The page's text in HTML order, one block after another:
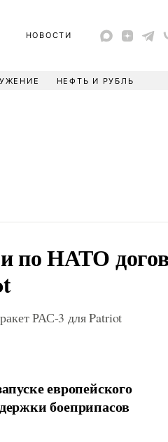
НОВОСТИ
НЕФТЬ И РУБЛЬ
по НАТО
РАС-3 для Patriot
европейского
боеприпасов